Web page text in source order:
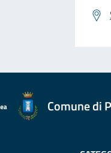
Comune di